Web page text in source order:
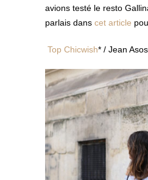
avions testé le resto
parlais dans cet article
Top Chicwish* / Jean